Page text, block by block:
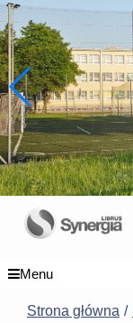
Menu
Strona główna